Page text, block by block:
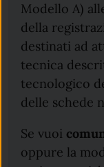
Modello A)
della
destinati ad
tecnica
tecnologico
delle schede
Se vuoi
oppure la